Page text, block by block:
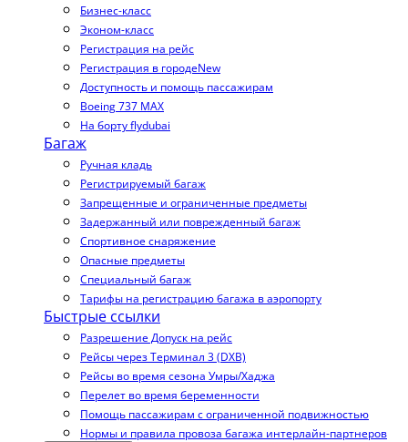
Бизнес-класс
Эконом-класс
Регистрация на рейс
Регистрация в городеNew
Доступность и помощь пассажирам
Boeing 737 MAX
На борту flydubai
Багаж
Ручная кладь
Регистрируемый багаж
Запрещенные и ограниченные предметы
Задержанный или поврежденный багаж
Спортивное снаряжение
Опасные предметы
Специальный багаж
Тарифы на регистрацию багажа в аэропорту
Быстрые ссылки
Разрешение Допуск на рейс
Рейсы через Терминал 3 (DXB)
Рейсы во время сезона Умры/Хаджа
Перелет во время беременности
Помощь пассажирам с ограниченной подвижностью
Нормы и правила провоза багажа интерлайн-партнеров